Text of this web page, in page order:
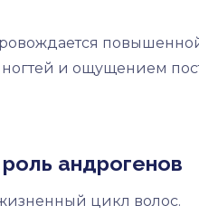
и ощущением
андрогенов
цикл волос.